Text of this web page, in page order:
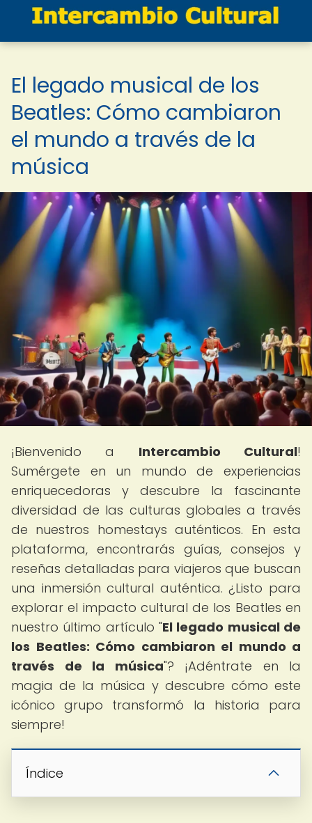
El legado musical de los
Beatles: Cómo cambiaron
el mundo a través de la
música
¡Bienvenido a Intercambio Cultural!
Sumérgete en un mundo de experiencias
enriquecedoras y descubre la fascinante
diversidad de las culturas globales a través
de nuestros homestays auténticos. En esta
plataforma, encontrarás guías, consejos y
reseñas detalladas para viajeros que buscan
una inmersión cultural auténtica. ¿Listo para
explorar el impacto cultural de los Beatles en
nuestro último artículo "El legado musical de
los Beatles: Cómo cambiaron el mundo a
través de la música"? ¡Adéntrate en la
magia de la música y descubre cómo este
icónico grupo transformó la historia para
siempre!
Índice